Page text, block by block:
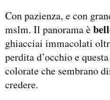
Con pazienza, e con
mslm. Il panorama è
ghiacciai immacolati
perdita d’occhio e
colorate che sembrano
credere.